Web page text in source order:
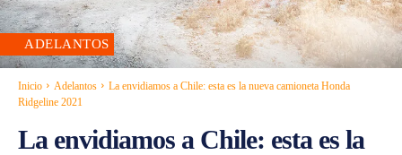
ADELANTOS
Inicio Adelantos
La envidiamos a Chile: esta es la nueva camioneta Honda
Ridgeline 2021
La envidiamos a Chile: esta es la